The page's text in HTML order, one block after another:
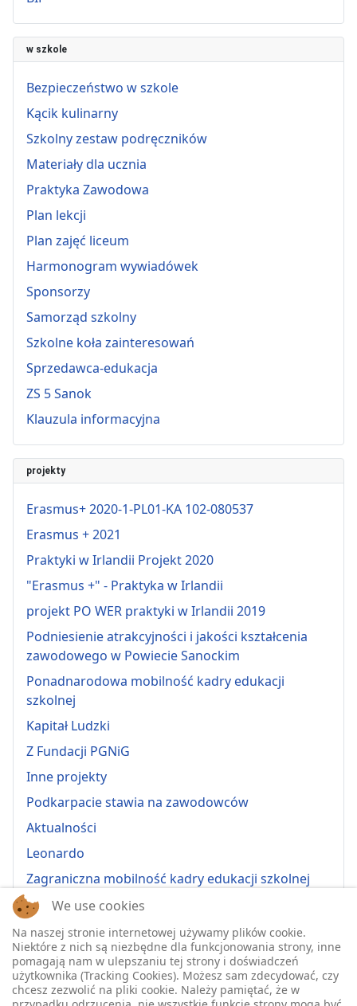
w szkole
Bezpieczeństwo w szkole
Kącik kulinarny
Szkolny zestaw podręczników
Materiały dla ucznia
Praktyka Zawodowa
Plan lekcji
Plan zajęć liceum
Harmonogram wywiadówek
Sponsorzy
Samorząd szkolny
Szkolne koła zainteresowań
Sprzedawca-edukacja
ZS 5 Sanok
Klauzula informacyjna
projekty
Erasmus+ 2020-1-PL01-KA 102-080537
Erasmus + 2021
Praktyki w Irlandii Projekt 2020
"Erasmus +" - Praktyka w Irlandii
projekt PO WER praktyki w Irlandii 2019
Podniesienie atrakcyjności i jakości kształcenia
zawodowego w Powiecie Sanockim
Ponadnarodowa mobilność kadry edukacji
szkolnej
Kapitał Ludzki
Z Fundacji PGNiG
Inne projekty
Podkarpacie stawia na zawodowców
Aktualności
Leonardo
Zagraniczna mobilność kadry edukacji szkolnej
Erasmus+ 2022-1-PL01-KA121-VET-000064815
Erasmus + 2022-1-PL01-KA121-SCH-000064635
Erasmus + 2023-1-PL01-KA121-SCH-000135484
Erasmus + 2023-1-PL01-KA121-VET-000139220
We use cookies
Na naszej stronie internetowej używamy plików cookie.
Niektóre z nich są niezbędne dla funkcjonowania strony, inne
pomagają nam w ulepszaniu tej strony i doświadczeń
użytkownika (Tracking Cookies). Możesz sam zdecydować, czy
chcesz zezwolić na pliki cookie. Należy pamiętać, że w